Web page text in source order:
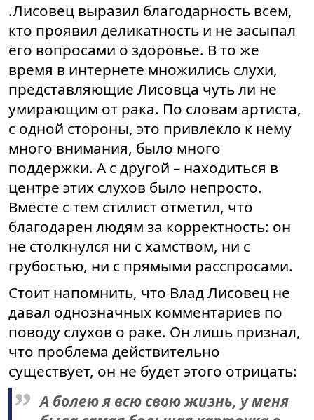
.Лисовец выразил благодарность всем,
кто проявил деликатность и не засыпал
его вопросами о здоровье. В то же
время в интернете множились слухи,
представляющие Лисовца чуть ли не
умирающим от рака. По словам артиста,
с одной стороны, это привлекло к нему
много внимания, было много
поддержки. А с другой – находиться в
центре этих слухов было непросто.
Вместе с тем стилист отметил, что
благодарен людям за корректность: он
не столкнулся ни с хамством, ни с
грубостью, ни с прямыми расспросами.
Стоит напомнить, что Влад Лисовец не
давал однозначных комментариев по
поводу слухов о раке. Он лишь признал,
что проблема действительно
существует, он не будет этого отрицать:
А болею я всю свою жизнь, у меня